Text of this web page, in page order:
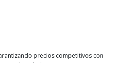
precios competitivos con